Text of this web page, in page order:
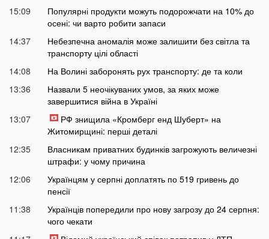
15:09
Популярні продукти можуть подорожчати на 10% до
осені: чи варто робити запаси
14:37
Небезпечна аномалія може залишити без світла та
транспорту цілі області
14:08
На Волині заборонять рух транспорту: де та коли
13:36
Назвали 5 неочікуваних умов, за яких може
завершитися війна в Україні
13:07
РФ знищила «Кромберг енд Шуберт» на
Житомирщині: перші деталі
12:35
Власникам приватних будинків загрожують величезні
штрафи: у чому причина
12:06
Українцям у серпні доплатять по 519 гривень до
пенсії
11:38
Українців попередили про нову загрозу до 24 серпня:
чого чекати